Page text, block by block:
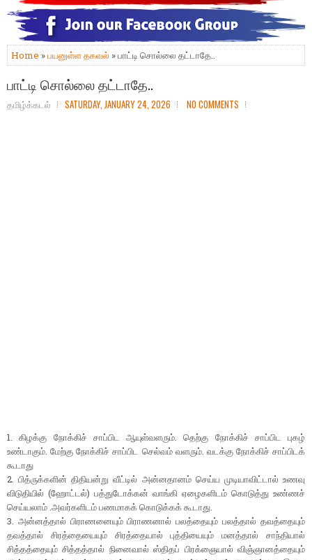
Home »பயனுள்ள தகவல் » பாட்டி சொல்லை தட்டாதே..
பாட்டி சொல்லை தட்டாதே..
தமிழ்க்கடல் SATURDAY, JANUARY 24, 2026 NO COMMENTS
1. கிழக்கு நோக்கிச் சாப்பிட ஆயுள்வளரும். தெற்கு நோக்கிச் சாப்பிட புகழ்
உண்டாகும். மேற்கு நோக்கிச் சாப்பிட செல்வம் வளரும். வடக்கு நோக்கிச் சாப்பிடக்
கூடாது
2. பித்ருக்களின் திதியன்று வீட்டில் அன்னதானம் செய்ய முடியாவிட்டால் உணவு
விடுதியில் (ஹோட்டல்) பத்துடோக்கன் வாங்கி ஏழைகளிடம் கொடுத்து உண்ணச்
செய்யலாம் .அவர்களிடம் பணமாகக் கொடுக்கக் கூடாது.
3. அன்னத்தால் பிராணனையும் பிராணனால் பலத்தையும் பலத்தால் தவத்தையும்
தவத்தால் சிரத்தையையும் சிரத்தையால் புத்தியையும் மனத்தால் சாந்தியால்
சித்தத்தையும் சித்தத்தால் நினைவால் ஸ்திதப் பிரக்ஞையால் விஞ்ஞானத்தையும்